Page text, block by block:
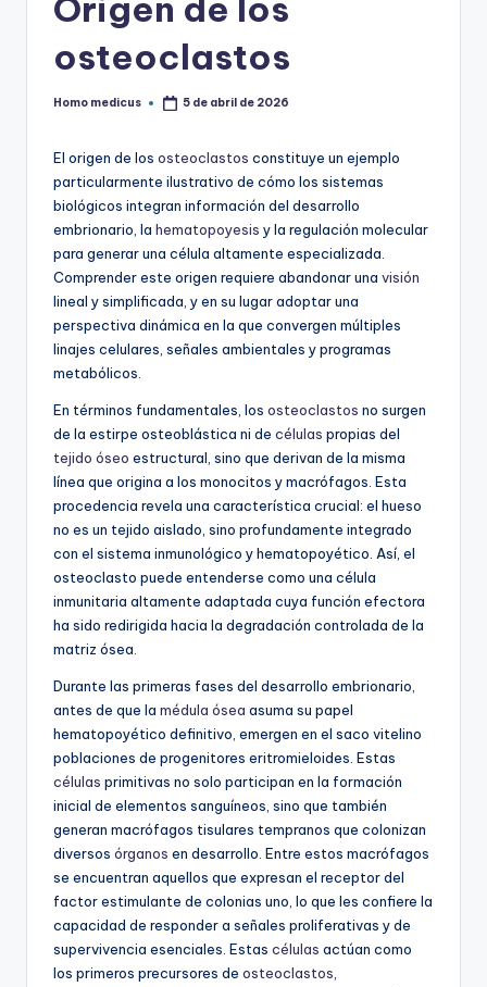
osteoclastos
Publicado
Homo medicus 5 de abril de 2026
El origen de los osteoclastos constituye un ejemplo
particularmente ilustrativo de cómo los sistemas
biológicos integran información del desarrollo
embrionario, la hematopoyesis y la regulación molecular
para generar una célula altamente especializada.
Comprender este origen requiere abandonar una visión
lineal y simplificada, y en su lugar adoptar una
perspectiva dinámica en la que convergen múltiples
linajes celulares, señales ambientales y programas
metabólicos.
En términos fundamentales, los osteoclastos no surgen
de la estirpe osteoblástica ni de células propias del
tejido óseo estructural, sino que derivan de la misma
línea que origina a los monocitos y macrófagos. Esta
procedencia revela una característica crucial: el hueso
no es un tejido aislado, sino profundamente integrado
con el sistema inmunológico y hematopoyético. Así, el
osteoclasto puede entenderse como una célula
inmunitaria altamente adaptada cuya función efectora
ha sido redirigida hacia la degradación controlada de la
matriz ósea.
Durante las primeras fases del desarrollo embrionario,
antes de que la médula ósea asuma su papel
hematopoyético definitivo, emergen en el saco vitelino
poblaciones de progenitores eritromieloides. Estas
células primitivas no solo participan en la formación
inicial de elementos sanguíneos, sino que también
generan macrófagos tisulares tempranos que colonizan
diversos órganos en desarrollo. Entre estos macrófagos
se encuentran aquellos que expresan el receptor del
factor estimulante de colonias uno, lo que les confiere la
capacidad de responder a señales proliferativas y de
supervivencia esenciales. Estas células actúan como
los primeros precursores de osteoclastos,